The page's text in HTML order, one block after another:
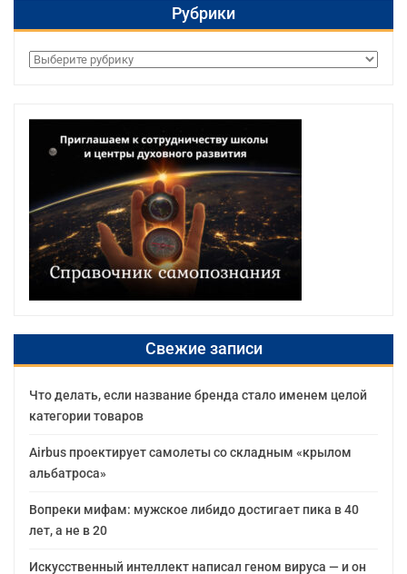
Рубрики
Рубрики
Свежие записи
Что делать, если название бренда стало именем целой
категории товаров
Airbus проектирует самолеты со складным «крылом
альбатроса»
Вопреки мифам: мужское либидо достигает пика в 40
лет, а не в 20
Искусственный интеллект написал геном вируса — и он